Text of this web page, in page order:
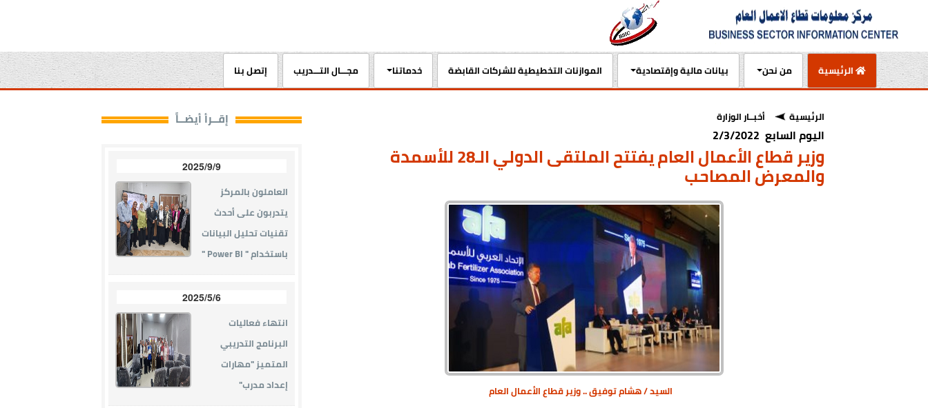
الرئيسية
(current) من نحن بيانات مالية وإقتصادية الموازنات التخطيطية للشركات القابضة خدماتنا مجـــال التـــدريب إتصل بنا
الرئيسية أخبــار الوزارة
اليوم السابع 2/3/2022
وزير قطاع الأعمال العام يفتتح الملتقى الدولي الـ28 للأسمدة
والمعرض المصاحب
السيد / هشام توفيق .. وزير قطاع الأعمال العام